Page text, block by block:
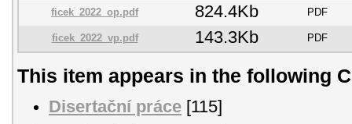
ficek_2022_op.pdf 824.4Kb PDF
ficek_2022_vp.pdf 143.3Kb PDF
This item appears in the following
Disertační práce [115]